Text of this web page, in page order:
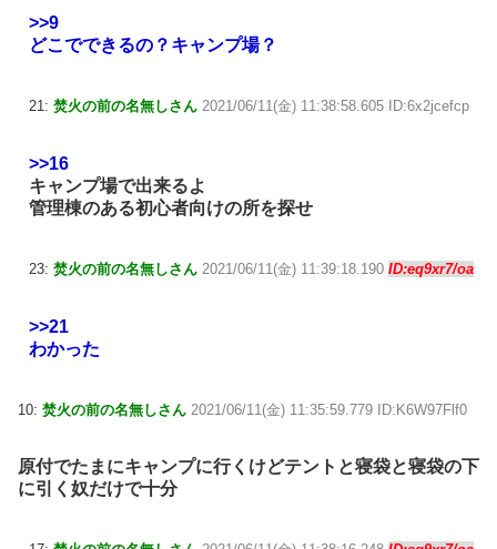
>>9
どこでできるの？キャンプ場？
21: 焚火の前の名無しさん 2021/06/11(金) 11:38:58.605 ID:6x2jcefcp
>>16
キャンプ場で出来るよ
管理棟のある初心者向けの所を探せ
23: 焚火の前の名無しさん 2021/06/11(金) 11:39:18.190 ID:eq9xr7/oa
>>21
わかった
10: 焚火の前の名無しさん 2021/06/11(金) 11:35:59.779 ID:K6W97Flf0
原付でたまにキャンプに行くけどテントと寝袋と寝袋の下
に引く奴だけで十分